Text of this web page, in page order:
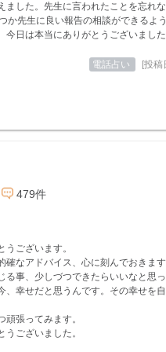
ました。先生に言われたことを忘れ
か先生に良い報告の相談ができるよ
今日は本当にありがとうございまし
電話占い [投
479件
うございます。
確なアドバイス、心に刻んでおきます
る事、少しづつできたらいいなと思っ
、幸せだと思うんです。その幸せを
頑張ってみます。
うございました。